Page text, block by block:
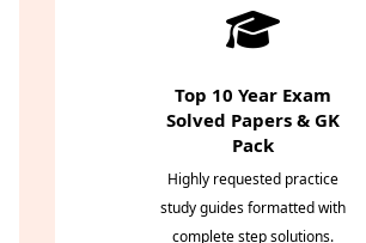
Top 10 Year Exam
Solved Papers & GK
Pack
Highly requested practice
study guides formatted with
complete step solutions.